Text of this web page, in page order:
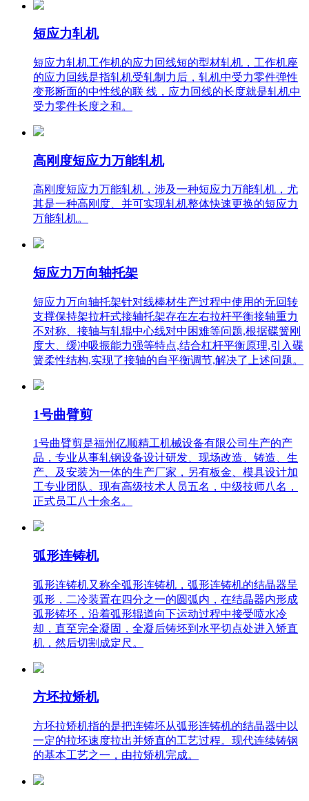
短应力轧机
短应力轧机工作机的应力回线短的型材轧机，工作机座
的应力回线是指轧机受轧制力后，轧机中受力零件弹性
变形断面的中性线的联 线，应力回线的长度就是轧机中
受力零件长度之和。
高刚度短应力万能轧机
高刚度短应力万能轧机，涉及一种短应力万能轧机，尤
其是一种高刚度、并可实现轧机整体快速更换的短应力
万能轧机。
短应力万向轴托架
短应力万向轴托架针对线棒材生产过程中使用的无回转
支撑保持架拉杆式接轴托架存在左右拉杆平衡接轴重力
不对称、接轴与轧辊中心线对中困难等问题,根据碟簧刚
度大、缓冲吸振能力强等特点,结合杠杆平衡原理,引入碟
簧柔性结构,实现了接轴的自平衡调节,解决了上述问题。
1号曲臂剪
1号曲臂剪是福州亿顺精工机械设备有限公司生产的产
品，专业从事轧钢设备设计研发、现场改造、铸造、生
产、及安装为一体的生产厂家，另有板金、模具设计加
工专业团队。现有高级技术人员五名，中级技师八名，
正式员工八十余名。
弧形连铸机
弧形连铸机又称全弧形连铸机，弧形连铸机的结晶器呈
弧形，二冷装置在四分之一的圆弧内，在结晶器内形成
弧形铸坯，沿着弧形辊道向下运动过程中接受喷水冷
却，直至完全凝固，全凝后铸坯到水平切点处进入矫直
机，然后切割成定尺。
方坯拉矫机
方坯拉矫机指的是把连铸坯从弧形连铸机的结晶器中以
一定的拉坯速度拉出并矫直的工艺过程。现代连续铸钢
的基本工艺之一，由拉矫机完成。